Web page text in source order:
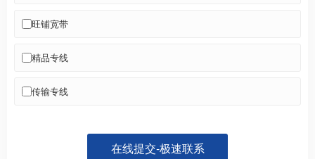
旺铺宽带
精品专线
传输专线
在线提交-极速联系